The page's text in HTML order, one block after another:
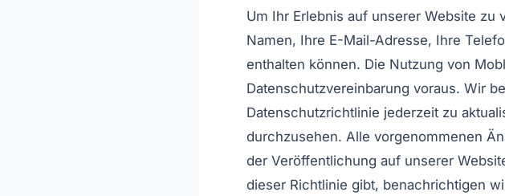
Um Ihr Erlebnis auf unserer Website
Namen, Ihre E-Mail-Adresse, Ihre
enthalten können. Die Nutzung von
Datenschutzvereinbarung voraus. Wir
Datenschutzrichtlinie jederzeit zu
durchzusehen. Alle vorgenommenen
der Veröffentlichung auf unserer
dieser Richtlinie gibt, benachrichtigen